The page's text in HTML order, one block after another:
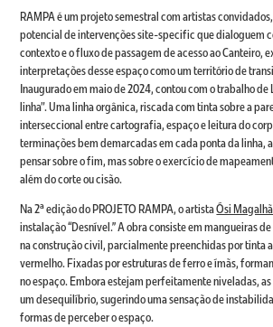
RAMPA é um projeto semestral com artistas
potencial de intervenções site-specific que dialoguem
contexto e o fluxo de passagem de acesso ao Canteiro,
interpretações desse espaço como um território de
Inaugurado em maio de 2024, contou com o trabalho de
linha". Uma linha orgânica, riscada com tinta sobre a
interseccional entre cartografia, espaço e leitura do
terminações bem demarcadas em cada ponta da linha,
pensar sobre o fim, mas sobre o exercício de
além do corte ou cisão.​​​​​​​
Na 2ª edição do PROJETO RAMPA, o artistaÓsi
instalação “Desnível.” A obra consiste em mangueiras
na construção civil, parcialmente preenchidas por tinta
vermelho. Fixadas por estruturas de ferro e ímãs,
no espaço. Embora estejam perfeitamente niveladas,
um desequilíbrio, sugerindo uma sensação de
formas de perceber o espaço.